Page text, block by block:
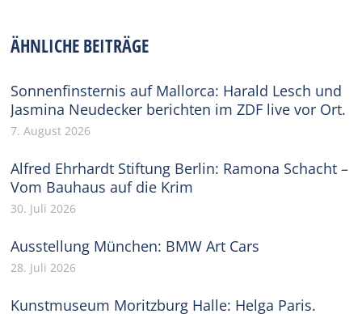
ÄHNLICHE BEITRÄGE
Sonnenfinsternis auf Mallorca: Harald Lesch und
Jasmina Neudecker berichten im ZDF live vor Ort.
7. August 2026
Alfred Ehrhardt Stiftung Berlin: Ramona Schacht –
Vom Bauhaus auf die Krim
30. Juli 2026
Ausstellung München: BMW Art Cars
28. Juli 2026
Kunstmuseum Moritzburg Halle: Helga Paris.